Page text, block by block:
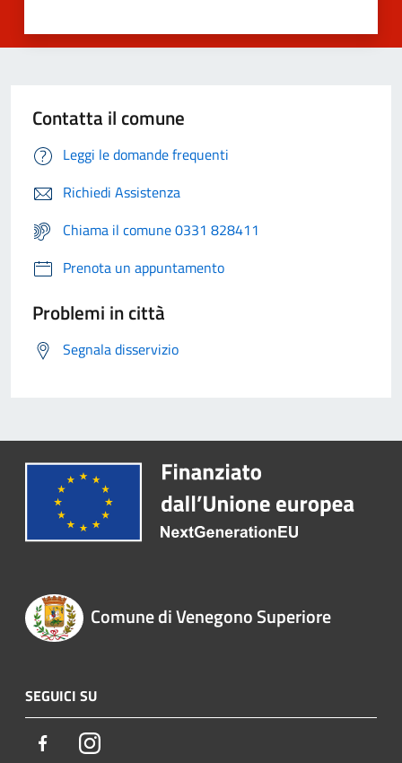
Contatta il comune
Leggi le domande frequenti
Richiedi Assistenza
Chiama il comune 0331 828411
Prenota un appuntamento
Problemi in città
Segnala disservizio
Comune di Venegono Superiore
SEGUICI SU
FacebookInstagram